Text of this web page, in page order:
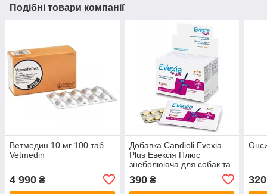
Подібні товари компанії
Ветмедин 10 мг 100 таб
Vetmedin
4 990 ₴
Добавка Candioli Evexia
Plus Евексія Плюс
знеболююча для собак та
390₴ 320